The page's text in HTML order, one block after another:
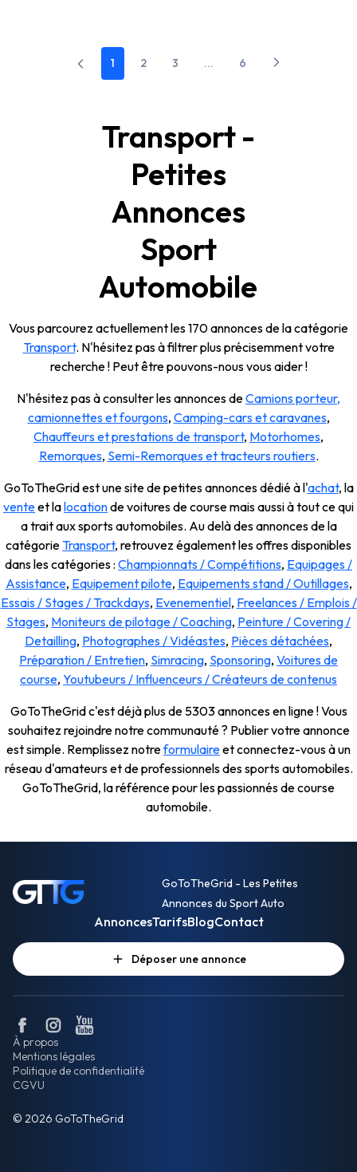
1 2 3 ... 6
Transport -
Petites
Annonces
Sport
Automobile
Vous parcourez actuellement les 170 annonces de la catégorie
Transport. N'hésitez pas à filtrer plus précisemment votre
recherche ! Peut être pouvons-nous vous aider !
N'hésitez pas à consulter les annonces deCamions porteur,
camionnettes et fourgons, Camping-cars et caravanes,
Chauffeurs et prestations de transport, Motorhomes,
Remorques, Semi-Remorques et tracteurs routiers.
GoToTheGrid est une site de petites annonces dédié à l'achat, la
venteet lalocationde voitures de course mais aussi à tout ce qui
a trait aux sports automobiles. Au delà des annonces de la
catégorie Transport, retrouvez également les offres disponibles
dans les catégories : Championnats / Compétitions, Equipages /
Assistance, Equipement pilote, Equipements stand / Outillages,
Essais / Stages / Trackdays, Evenementiel, Freelances / Emplois /
Stages, Moniteurs de pilotage / Coaching, Peinture / Covering /
Detailling, Photographes / Vidéastes, Pièces détachées,
Préparation / Entretien, Simracing, Sponsoring, Voitures de
course, Youtubeurs / Influenceurs / Créateurs de contenus
GoToTheGrid c'est déjà plus de 5303 annonces en ligne ! Vous
souhaitez rejoindre notre communauté ? Publier votre annonce
est simple. Remplissez notreformulaireet connectez-vous à un
réseau d'amateurs et de professionnels des sports automobiles.
GoToTheGrid, la référence pour les passionnés de course
automobile.
GoToTheGrid - Les Petites
Annonces du Sport Auto
AnnoncesTarifsBlogContact
Déposer une annonce
© 2026 GoToTheGrid
À propos
Mentions légales
Politique de confidentialité
CGVU